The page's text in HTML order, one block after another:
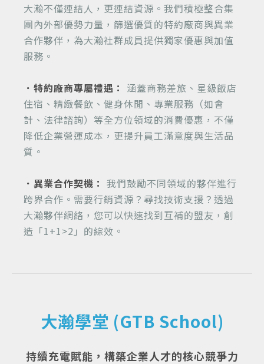
大瀚不僅連結人，更連結資源。我們積極整合集
團內外部優勢力量，篩選優質的特約廠商與異業
合作夥伴，為大瀚社群成員提供獨家優惠與加值
服務。
．特約廠商專屬禮遇： 涵蓋商務差旅、星級飯店
住宿、精緻餐飲、健身休閒、專業服務（如會
計、法律諮詢）等全方位領域的消費優惠，不僅
降低企業營運成本，更提升員工滿意度與生活品
質。
．異業合作契機： 我們鼓勵不同領域的夥伴進行
跨界合作。需要行銷資源？尋找技術支援？透過
大瀚夥伴網絡，您可以快速找到互補的盟友，創
造「1+1>2」的綜效。
大瀚學堂 (GTB School)
持續充電賦能，構築企業人才的核心競爭力